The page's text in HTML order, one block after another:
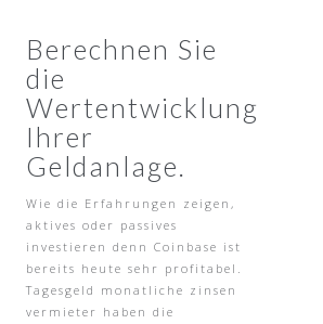
Berechnen Sie
die
Wertentwicklung
Ihrer
Geldanlage.
Wie die Erfahrungen zeigen,
aktives oder passives
investieren denn Coinbase ist
bereits heute sehr profitabel.
Tagesgeld monatliche zinsen
vermieter haben die